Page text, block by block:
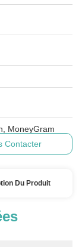
MoneyGram
Contacter
Du Produit